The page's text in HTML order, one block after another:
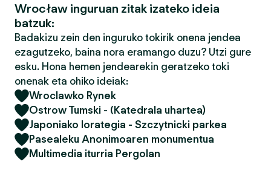
Wrocław inguruan zitak izateko ideia
batzuk:
Badakizu zein den inguruko tokirik onena jendea
ezagutzeko, baina nora eramango duzu? Utzi gure
esku. Hona hemen jendearekin geratzeko toki
onenak eta ohiko ideiak:
Wroclawko Rynek
Ostrow Tumski - (Katedrala uhartea)
Japoniako lorategia - Szczytnicki parkea
Pasealeku Anonimoaren monumentua
Multimedia iturria Pergolan